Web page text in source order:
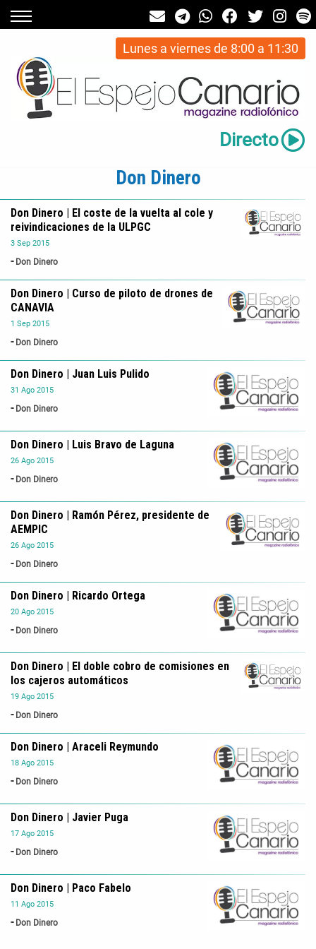
Lunes a viernes de 8:00 a 11:30
Directo
Don Dinero
3 Sep 2015
Don Dinero
Don Dinero | El coste de la vuelta al cole y
reivindicaciones de la ULPGC
1 Sep 2015
Don Dinero
Don Dinero | Curso de piloto de drones de
CANAVIA
31 Ago 2015
Don Dinero
Don Dinero | Juan Luis Pulido
26 Ago 2015
Don Dinero
Don Dinero | Luis Bravo de Laguna
26 Ago 2015
Don Dinero
Don Dinero | Ramón Pérez, presidente de
AEMPIC
20 Ago 2015
Don Dinero
Don Dinero | Ricardo Ortega
19 Ago 2015
Don Dinero
Don Dinero | El doble cobro de comisiones en
los cajeros automáticos
18 Ago 2015
Don Dinero
Don Dinero | Araceli Reymundo
17 Ago 2015
Don Dinero
Don Dinero | Javier Puga
11 Ago 2015
Don Dinero
Don Dinero | Paco Fabelo